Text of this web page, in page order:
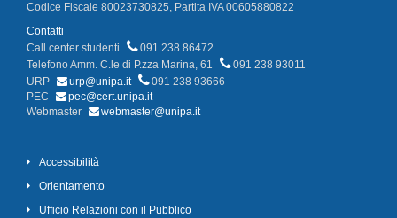
Codice Fiscale 80023730825, Partita IVA 00605880822
Contatti
Call center studenti
091 238 86472
Telefono Amm. C.le di P.zza Marina, 61
091 238 93011
URP
urp@unipa.it
091 238 93666
PEC
pec@cert.unipa.it
Webmaster
webmaster@unipa.it
Accessibilità
Orientamento
Ufficio Relazioni con il Pubblico